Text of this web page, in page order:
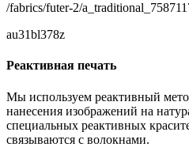
/fabrics/futer-2/
au31bl378z
Реактивная печать
Мы используем реактивный
нанесения изображений на
специальных реактивных
связываются с волокнами.